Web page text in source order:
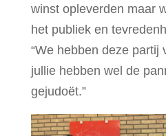
winst opleverden maar
het publiek en
“We hebben deze partij
jullie hebben wel de
gejudoёt.”